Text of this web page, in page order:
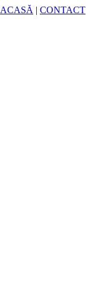
ACASĂ | CONTACT